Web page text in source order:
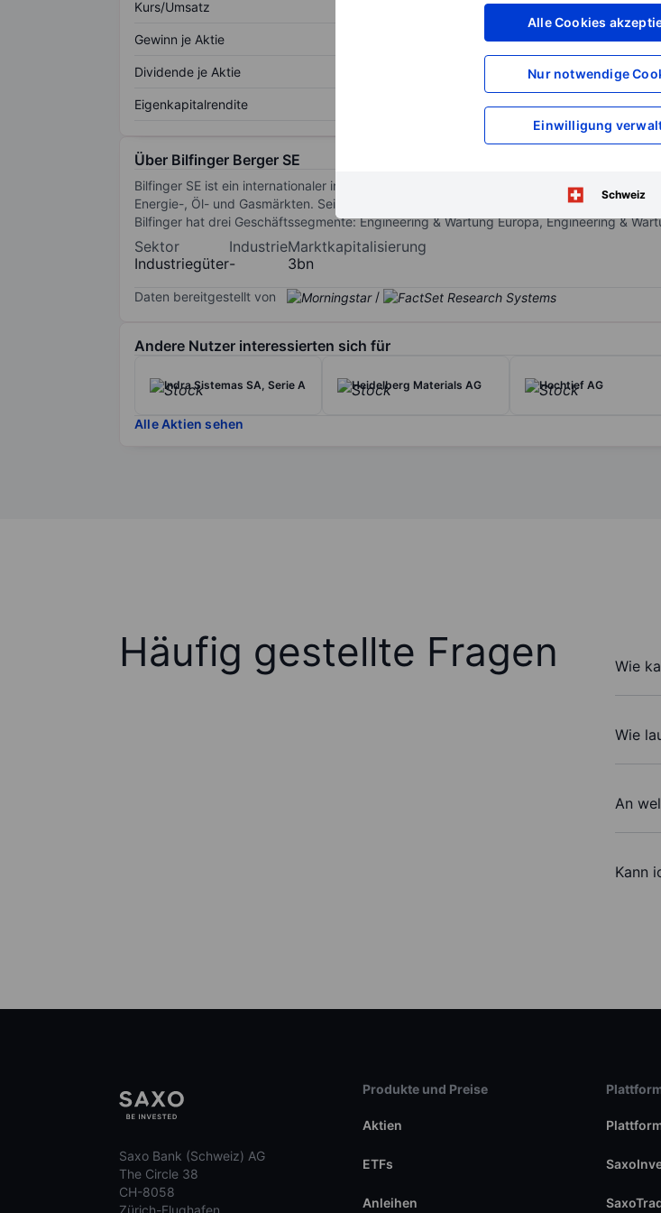
Alle Cookies
Nur notwendige
Einwilligung
Schweiz
Kurs/Umsatz XXXXXXX
Gewinn je Aktie XXXXXXX
Dividende je Aktie XXXXXXX
Eigenkapitalrendite XXXXXXX
Konto
Über Bilfinger Berger SE
Bilfinger SE ist ein internationaler industrielle Dienstleister. Er liefert angepasste
Energie-, Öl- und Gasmärkten. Sein Produktportfolio versucht, die ganze
Bilfinger hat drei Geschäftssegmente: Engineering & Wartung Europa, Engineering &
Sektor
Industriegüter
Industrie
-
Marktkapitalisierung
3bn
Daten bereitgestellt von /
Andere Nutzer interessierten sich für
Indra Sistemas SA, Serie A Heidelberg Materials AG Hochtief AG
Alle Aktien sehen
Häufig gestellte Fragen Wie
Wie
An
Kann
Saxo Bank (Schweiz) AG
The Circle 38
CH-8058
Produkte und Preise
Aktien
ETFs
Anleihen